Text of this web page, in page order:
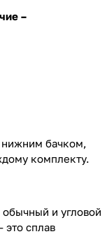
–
нижним бачком,
комплекту.
и угловой
сплав